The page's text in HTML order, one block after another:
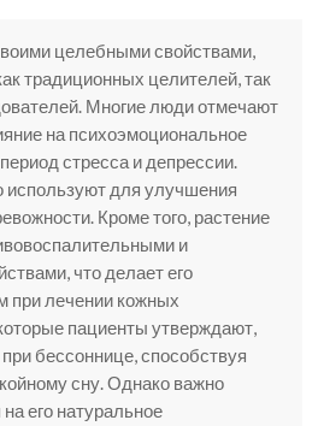
целебными свойствами,
традиционных целителей, так
Многие люди отмечают
на психоэмоциональное
стресса и депрессии.
используют для улучшения
Кроме того, растение
и
что делает его
при лечении кожных
пациенты утверждают,
бессоннице, способствуя
сну. Однако важно
его натуральное